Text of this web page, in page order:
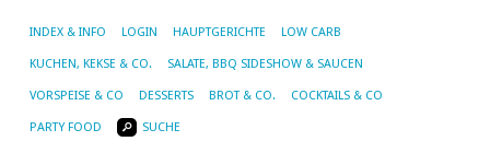
INDEX & INFO LOGIN HAUPTGERICHTE LOW CARB
KUCHEN, KEKSE & CO. SALATE, BBQ SIDESHOW & SAUCEN
VORSPEISE & CO DESSERTS BROT & CO. COCKTAILS & CO
PARTY FOOD SUCHE